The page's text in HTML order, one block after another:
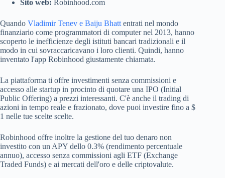
Sito web: Robinhood.com
Quando Vladimir Tenev e Baiju Bhatt entrati nel mondo
finanziario come programmatori di computer nel 2013, hanno
scoperto le inefficienze degli istituti bancari tradizionali e il
modo in cui sovraccaricavano i loro clienti. Quindi, hanno
inventato l'app Robinhood giustamente chiamata.
La piattaforma ti offre investimenti senza commissioni e
accesso alle startup in procinto di quotare una IPO (Initial
Public Offering) a prezzi interessanti. C'è anche il trading di
azioni in tempo reale e frazionato, dove puoi investire fino a $
1 nelle tue scelte scelte.
Robinhood offre inoltre la gestione del tuo denaro non
investito con un APY dello 0.3% (rendimento percentuale
annuo), accesso senza commissioni agli ETF (Exchange
Traded Funds) e ai mercati dell'oro e delle criptovalute.